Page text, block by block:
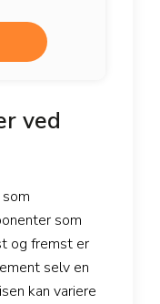
ved
som
og fremst er
selv en
kan variere